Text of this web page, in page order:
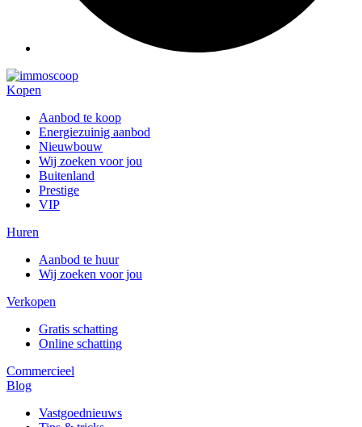
Kopen
Aanbod te koop
Energiezuinig aanbod
Nieuwbouw
Wij zoeken voor jou
Buitenland
Prestige
VIP
Huren
Aanbod te huur
Wij zoeken voor jou
Verkopen
Gratis schatting
Online schatting
Commercieel
Blog
Vastgoednieuws